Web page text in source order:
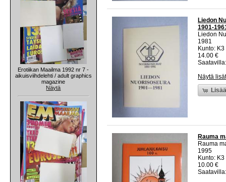
Erotiikan Maailma 1992 nr 7 -
aikuisviihdelehti / adult graphics
magazine
Näytä
Liedon
1901-
Liedon
1981
Kunto:
14.00 €
Näytä
Rauma
Rauma
1995
Kunto:
10.00 €